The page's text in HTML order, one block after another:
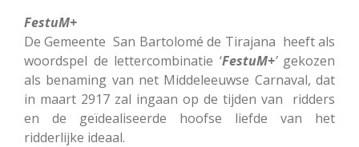
FestuM+
De Gemeente San Bartolomé de Tirajana heeft als
woordspel de lettercombinatie ‘FestuM+’gekozen
als benaming van net Middeleeuwse Carnaval, dat
in maart 2917 zal ingaan op de tijden van ridders
en de geïdealiseerde hoofse liefde van het
ridderlijke ideaal.